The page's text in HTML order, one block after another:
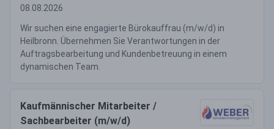
08.08.2026
Wir suchen eine engagierte Bürokauffrau (m/w/d) in
Heilbronn. Übernehmen Sie Verantwortungen in der
Auftragsbearbeitung und Kundenbetreuung in einem
dynamischen Team.
Kaufmännischer Mitarbeiter /
Sachbearbeiter (m/w/d)